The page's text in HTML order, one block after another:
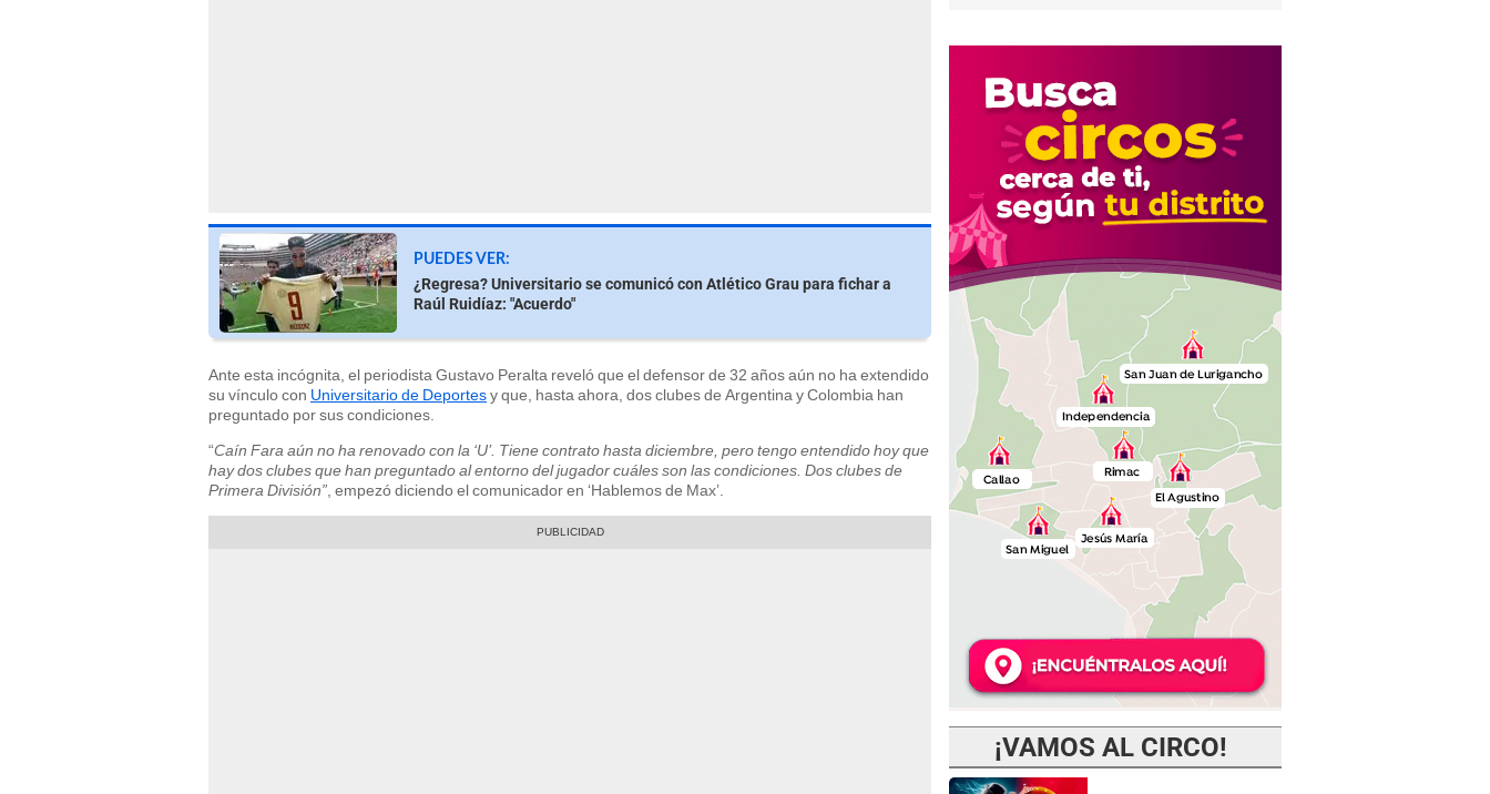
PUEDES VER:
¿Regresa? Universitario se comunicó con Atlético Grau para fichar a
Raúl Ruidíaz: "Acuerdo"
Ante esta incógnita, el periodista Gustavo Peralta reveló que el defensor de 32 años aún no ha extendido
su vínculo con Universitario de Deportesy que, hasta ahora, dos clubes de Argentina y Colombia han
preguntado por sus condiciones.
“Caín Fara aún no ha renovado con la ‘U’. Tiene contrato hasta diciembre, pero tengo entendido hoy que
hay dos clubes que han preguntado al entorno del jugador cuáles son las condiciones. Dos clubes de
Primera División” , empezó diciendo el comunicador en ‘Hablemos de Max’.
¡VAMOS AL CIRCO!